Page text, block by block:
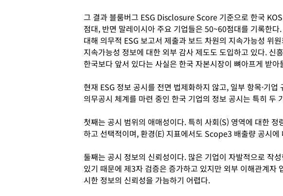
그 결과 블룸버그 ESG Disclosure Score 기준으로 한국
점대, 반면 말레이시아 주요 기업들은 50~60점대를 기록한
대해 의무적 ESG 보고서 제출과 보드 차원의 지속가능성 위
지속가능성 정보에 대한 외부 감사 제도도 도입하고 있다. 신
한국보다 앞서 있다는 사실은 한국 자본시장이 뼈아프게 받
현재 ESG 정보 공시를 전면 법제화하지 않고, 일부 항목·기
의무공시 체계를 마련 중인 한국 기업의 정보 공시는 특히 두
첫째는 공시 범위의 애매성이다. 특히 사회(S) 영역에 대한 정
하고 선택적이며, 환경(E) 지표에서도 Scope3 배출량 공시에
둘째는 공시 정보의 신뢰성이다. 많은 기업이 자발적으로 작
있기 때문에 제3자 검증은 증가하고 있지만 외부 이해관계자
시한 정보의 신뢰성을 가늠하기 어렵다.